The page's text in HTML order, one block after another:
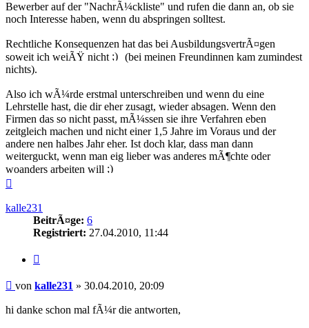
Bewerber auf der "NachrÃ¼ckliste" und rufen die dann an, ob sie
noch Interesse haben, wenn du abspringen solltest.
Rechtliche Konsequenzen hat das bei AusbildungsvertrÃ¤gen
soweit ich weiÃŸ nicht
(bei meinen Freundinnen kam zumindest
nichts).
Also ich wÃ¼rde erstmal unterschreiben und wenn du eine
Lehrstelle hast, die dir eher zusagt, wieder absagen. Wenn den
Firmen das so nicht passt, mÃ¼ssen sie ihre Verfahren eben
zeitgleich machen und nicht einer 1,5 Jahre im Voraus und der
andere nen halbes Jahr eher. Ist doch klar, dass man dann
weiterguckt, wenn man eig lieber was anderes mÃ¶chte oder
woanders arbeiten will
kalle231
BeitrÃ¤ge: 6
Registriert: 27.04.2010, 11:44
Beitrag
von kalle231 » 30.04.2010, 20:09
hi danke schon mal fÃ¼r die antworten,